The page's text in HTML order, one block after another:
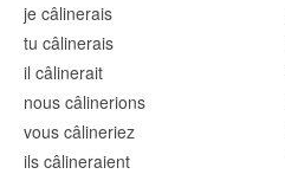
je câlinerais
tu câlinerais
il câlinerait
nous câlinerions
vous câlineriez
ils câlineraient